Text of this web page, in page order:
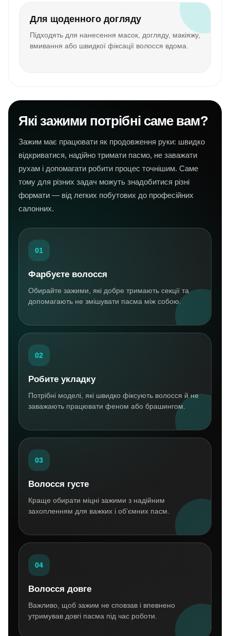
Для щоденного догляду
Підходять для нанесення масок, догляду, макіяжу,
вмивання або швидкої фіксації волосся вдома.
Які зажими потрібні саме вам?
Зажим має працювати як продовження руки: швидко
відкриватися, надійно тримати пасмо, не заважати
рухам і допомагати робити процес точнішим. Саме
тому для різних задач можуть знадобитися різні
формати — від легких побутових до професійних
салонних.
01
Фарбуєте волосся
Обирайте зажими, які добре тримають секції та
допомагають не змішувати пасма між собою.
02
Робите укладку
Потрібні моделі, які швидко фіксують волосся й не
заважають працювати феном або брашингом.
03
Волосся густе
Краще обирати міцні зажими з надійним
захопленням для важких і об’ємних пасм.
04
Волосся довге
Важливо, щоб зажим не сповзав і впевнено
утримував довгі пасма під час роботи.